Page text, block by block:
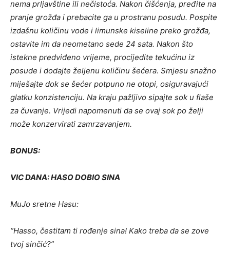
nema prljavštine ili nečistoća. Nakon čišćenja, pređite na
pranje grožđa i prebacite ga u prostranu posudu. Pospite
izdašnu količinu vode i limunske kiseline preko grožđa,
ostavite im da neometano sede 24 sata. Nakon što
istekne predviđeno vrijeme, procijedite tekućinu iz
posude i dodajte željenu količinu šećera. Smjesu snažno
miješajte dok se šećer potpuno ne otopi, osiguravajući
glatku konzistenciju. Na kraju pažljivo sipajte sok u flaše
za čuvanje. Vrijedi napomenuti da se ovaj sok po želji
može konzervirati zamrzavanjem.
BONUS:
VIC DANA: HASO DOBIO SINA
MuJo sretne Hasu:
“Hasso, čestitam ti rođenje sina! Kako treba da se zove
tvoj sinčić?”